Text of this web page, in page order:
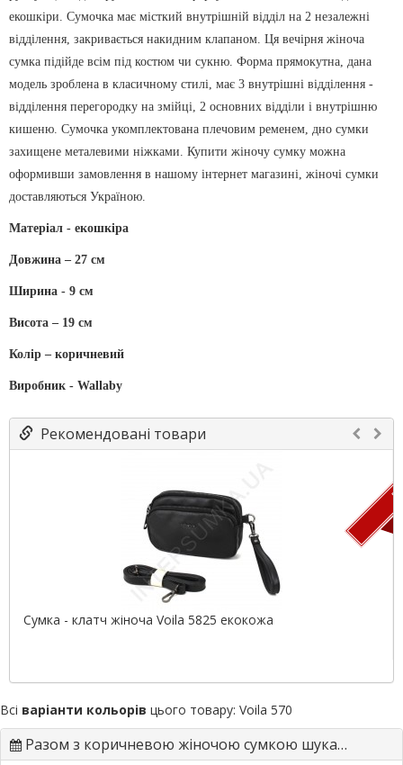
екошкіри. Сумочка має місткий внутрішній відділ на 2 незалежні
відділення, закривається накидним клапаном. Ця вечірня жіноча
сумка підійде всім під костюм чи сукню. Форма прямокутна, дана
модель зроблена в класичному стилі, має 3 внутрішні відділення -
відділення перегородку на змійці, 2 основних відділи і внутрішню
кишеню. Сумочка укомплектована плечовим ременем, дно сумки
захищене металевими ніжками. Купити жіночу сумку можна
оформивши замовлення в нашому інтернет магазині, жіночі сумки
доставляються Україною.
Матеріал - екошкіра
Довжина – 27 см
Ширина - 9 см
Висота – 19 см
Колір – коричневий
Виробник - Wallaby
Рекомендовані товари
Сумка - клатч жіноча Voila 5825 екокожа
Всі варіанти кольорів цього товару: Voila 570
Разом з коричневою жіночою сумкою шукають